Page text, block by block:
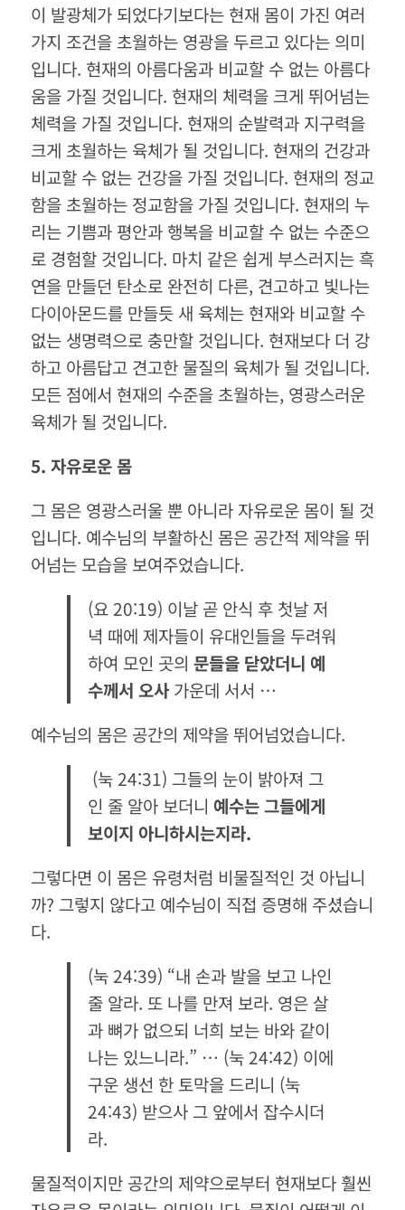
이 발광체가 되었다기보다는 현재 몸이 가진 여러
가지 조건을 초월하는 영광을 두르고 있다는 의미
입니다. 현재의 아름다움과 비교할 수 없는 아름다
움을 가질 것입니다. 현재의 체력을 크게 뛰어넘는
체력을 가질 것입니다. 현재의 순발력과 지구력을
크게 초월하는 육체가 될 것입니다. 현재의 건강과
비교할 수 없는 건강을 가질 것입니다. 현재의 정교
함을 초월하는 정교함을 가질 것입니다. 현재의 누
리는 기쁨과 평안과 행복을 비교할 수 없는 수준으
로 경험할 것입니다. 마치 같은 쉽게 부스러지는 흑
연을 만들던 탄소로 완전히 다른, 견고하고 빛나는
다이아몬드를 만들듯 새 육체는 현재와 비교할 수
없는 생명력으로 충만할 것입니다. 현재보다 더 강
하고 아름답고 견고한 물질의 육체가 될 것입니다.
모든 점에서 현재의 수준을 초월하는, 영광스러운
육체가 될 것입니다.
5. 자유로운 몸
그 몸은 영광스러울 뿐 아니라 자유로운 몸이 될 것
입니다. 예수님의 부활하신 몸은 공간적 제약을 뛰
어넘는 모습을 보여주었습니다.
(요 20:19) 이날 곧 안식 후 첫날 저
녁 때에 제자들이 유대인들을 두려워
하여 모인 곳의 문들을 닫았더니 예
수께서 오사가운데 서서 …
예수님의 몸은 공간의 제약을 뛰어넘었습니다.
(눅 24:31) 그들의 눈이 밝아져 그
인 줄 알아 보더니 예수는 그들에게
보이지 아니하시는지라.
그렇다면 이 몸은 유령처럼 비물질적인 것 아닙니
까? 그렇지 않다고 예수님이 직접 증명해 주셨습니
다.
(눅 24:39) “내 손과 발을 보고 나인
줄 알라. 또 나를 만져 보라. 영은 살
과 뼈가 없으되 너희 보는 바와 같이
나는 있느니라.” … (눅 24:42) 이에
구운 생선 한 토막을 드리니 (눅
24:43) 받으사 그 앞에서 잡수시더
라.
물질적이지만 공간의 제약으로부터 현재보다 훨씬